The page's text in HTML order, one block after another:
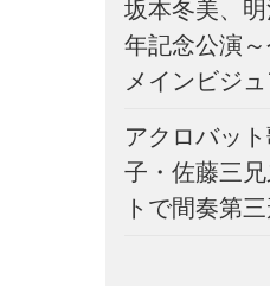
坂本冬美、
年記念公演～
メインビジュ
アクロバッ
子・佐藤三
トで間奏第